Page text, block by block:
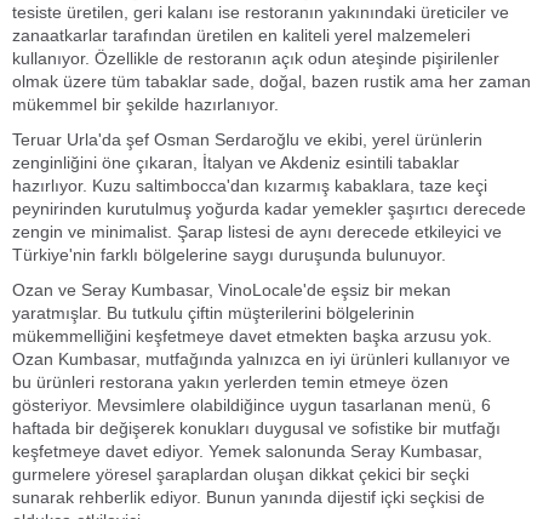
tesiste üretilen, geri kalanı ise restoranın yakınındaki üreticiler ve
zanaatkarlar tarafından üretilen en kaliteli yerel malzemeleri
kullanıyor. Özellikle de restoranın açık odun ateşinde pişirilenler
olmak üzere tüm tabaklar sade, doğal, bazen rustik ama her zaman
mükemmel bir şekilde hazırlanıyor.
Teruar Urla'da şef Osman Serdaroğlu ve ekibi, yerel ürünlerin
zenginliğini öne çıkaran, İtalyan ve Akdeniz esintili tabaklar
hazırlıyor. Kuzu saltimbocca'dan kızarmış kabaklara, taze keçi
peynirinden kurutulmuş yoğurda kadar yemekler şaşırtıcı derecede
zengin ve minimalist. Şarap listesi de aynı derecede etkileyici ve
Türkiye'nin farklı bölgelerine saygı duruşunda bulunuyor.
Ozan ve Seray Kumbasar, VinoLocale'de eşsiz bir mekan
yaratmışlar. Bu tutkulu çiftin müşterilerini bölgelerinin
mükemmelliğini keşfetmeye davet etmekten başka arzusu yok.
Ozan Kumbasar, mutfağında yalnızca en iyi ürünleri kullanıyor ve
bu ürünleri restorana yakın yerlerden temin etmeye özen
gösteriyor. Mevsimlere olabildiğince uygun tasarlanan menü, 6
haftada bir değişerek konukları duygusal ve sofistike bir mutfağı
keşfetmeye davet ediyor. Yemek salonunda Seray Kumbasar,
gurmelere yöresel şaraplardan oluşan dikkat çekici bir seçki
sunarak rehberlik ediyor. Bunun yanında dijestif içki seçkisi de